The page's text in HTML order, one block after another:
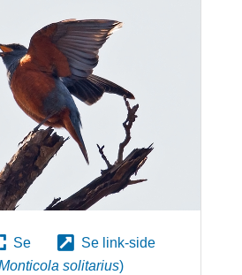
Se
Se link-side
solitarius)